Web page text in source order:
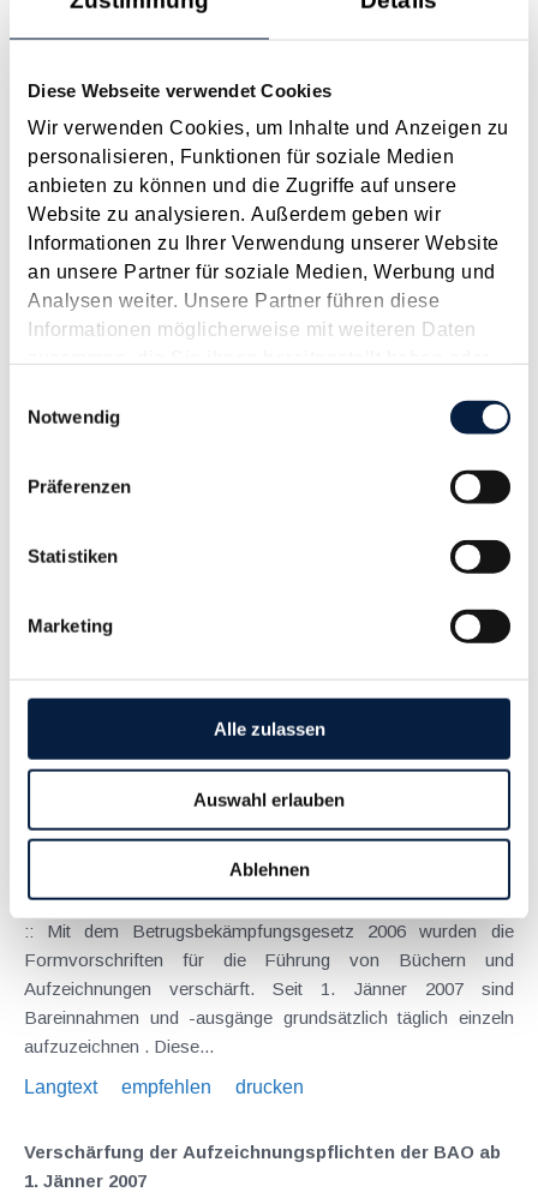
Diese Webseite verwendet Cookies
Wir verwenden Cookies, um Inhalte und Anzeigen zu
personalisieren, Funktionen für soziale Medien
anbieten zu können und die Zugriffe auf unsere
Website zu analysieren. Außerdem geben wir
Informationen zu Ihrer Verwendung unserer Website
an unsere Partner für soziale Medien, Werbung und
Analysen weiter. Unsere Partner führen diese
Informationen möglicherweise mit weiteren Daten
gesammelt haben.
Notwendig
Präferenzen
Statistiken
Marketing
Alle zulassen
Auswahl erlauben
Ablehnen
Langtext
empfehlen drucken
Kein Anbringen an die Finanzverwaltung per
Computer-Fax (e-FAX)
Mai 2016
Die Formvorschriften für Anbringen an die Finanzverwaltung
(Erklärungen, Anträge, Beantwortung von Bedenkenvorhalten,
Rechtsmittel usw.) haben sich über die Jahre immer wieder
Langtext
BMF-Info zu Verständigungs- und Schiedsverfahren
Juli 2015
eine umfassende Information veröffentlicht, die den Ablauf
bzw. nach dem EU-Schiedsübereinkommen darstellt. Alle
Langtext
empfehlen drucken
Bargeschäften
:: Mit dem Betrugsbekämpfungsgesetz 2006 wurden die
Formvorschriften für die Führung von Büchern und
Aufzeichnungen verschärft. Seit 1. Jänner 2007 sind
Bareinnahmen und -ausgänge grundsätzlich täglich einzeln
aufzuzeichnen . Diese...
Langtext
empfehlen drucken
Verschärfung der Aufzeichnungspflichten der BAO ab
1. Jänner 2007